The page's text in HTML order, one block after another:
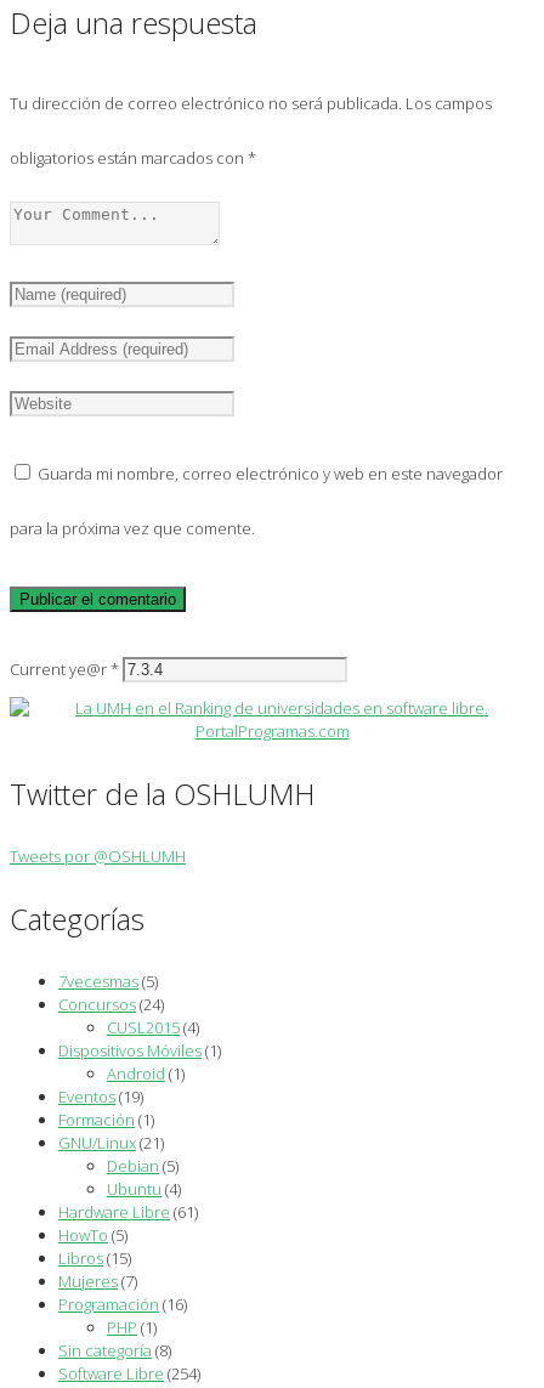
Deja una respuesta
Tu dirección de correo electrónico no será publicada. Los campos
obligatorios están marcados con *
Guarda mi nombre, correo electrónico y web en este navegador
para la próxima vez que comente.
Current ye@r*
Twitter de la OSHLUMH
Tweets por @OSHLUMH
Categorías
7vecesmas(5)
Concursos(24)
CUSL2015(4)
Dispositivos Móviles(1)
Android (1)
Eventos(19)
Formación (1)
GNU/Linux(21)
Debian (5)
Ubuntu (4)
Hardware Libre (61)
HowTo (5)
Libros(15)
Mujeres(7)
Programación (16)
PHP (1)
Sin categoría (8)
Software Libre (254)